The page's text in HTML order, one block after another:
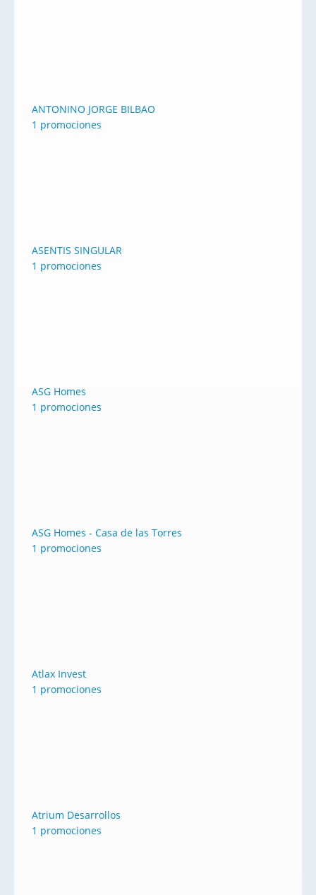
ANTONINO JORGE BILBAO
1 promociones
ASENTIS SINGULAR
1 promociones
ASG Homes
1 promociones
ASG Homes - Casa de las Torres
1 promociones
Atlax Invest
1 promociones
Atrium Desarrollos
1 promociones